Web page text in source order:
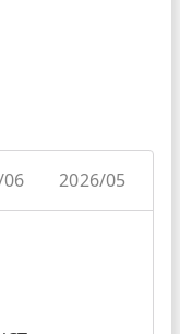
2026/05